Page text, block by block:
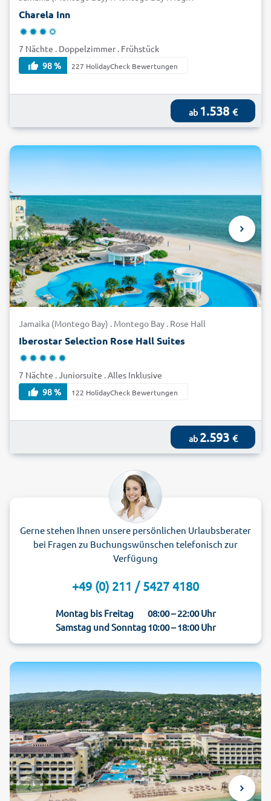
Charela Inn
7 Nächte . Doppelzimmer . Frühstück
98 %
227 HolidayCheck Bewertungen
ab 1.538 €
Jamaika (Montego Bay) . Montego Bay . Rose Hall
Iberostar Selection Rose Hall Suites
7 Nächte . Juniorsuite . Alles Inklusive
98 %
122 HolidayCheck Bewertungen
ab 2.593 €
Gerne stehen Ihnen unsere persönlichen Urlaubsberater
bei Fragen zu Buchungswünschen telefonisch zur
Verfügung
+49 (0) 211 / 5427 4180
Montag bis Freitag
08:00 – 22:00 Uhr
Samstag und Sonntag10:00 – 18:00 Uhr